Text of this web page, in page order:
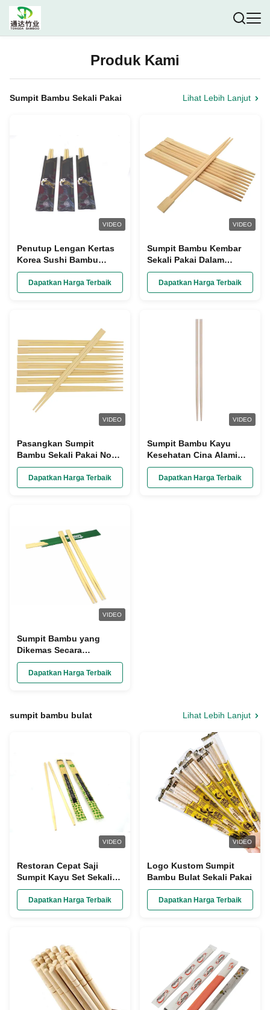
Produk Kami
Sumpit Bambu Sekali Pakai Lihat Lebih Lanjut
VIDEO
Penutup Lengan Kertas
Korea Sushi Bambu
Sumpit Logo Kustom
Sekali Pakai
Dapatkan Harga Terbaik
VIDEO
Sumpit Bambu Kembar
Sekali Pakai Dalam
Jumlah Besar
Dapatkan Harga Terbaik
VIDEO
Pasangkan Sumpit
Bambu Sekali Pakai Non
Slip Untuk Ramen
Dapatkan Harga Terbaik
VIDEO
Sumpit Bambu Kayu
Kesehatan Cina Alami
Untuk Penggunaan
Rumah Restoran
Dapatkan Harga Terbaik
VIDEO
Sumpit Bambu yang
Dikemas Secara
Individual, Dapat
Digunakan Untuk Makan
Mie, Sushi, Pangsit
Dapatkan Harga Terbaik
sumpit bambu bulat Lihat Lebih Lanjut
VIDEO
Restoran Cepat Saji
Sumpit Kayu Set Sekali
Pakai Dibungkus Dalam
Kantong Plastik
Dapatkan Harga Terbaik
VIDEO
Logo Kustom Sumpit
Bambu Bulat Sekali Pakai
Dapatkan Harga Terbaik